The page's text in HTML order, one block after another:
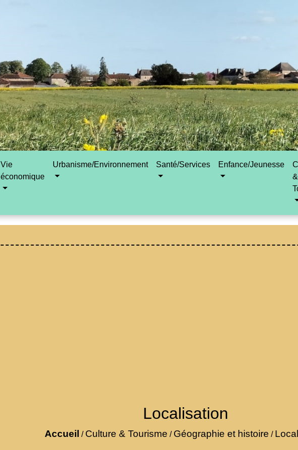
Vie
économique
Urbanisme/Environnement Santé/Services Enfance/Jeunesse
&
Localisation
Accueil / Culture & Tourisme / Géographie et histoire /